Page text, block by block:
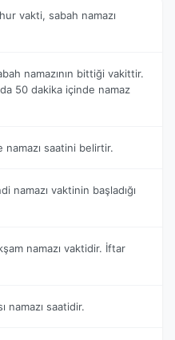
vakti, sabah namazı
namazının bittiği vakittir.
50 dakika içinde namaz
namazı saatini belirtir.
namazı vaktinin başladığı
namazı vaktidir. İftar
namazı saatidir.